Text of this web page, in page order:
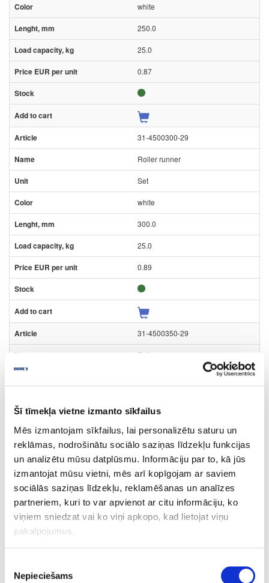
Šī tīmekļa vietne izmanto sīkfailus
Mēs izmantojam sīkfailus, lai personalizētu saturu un
reklāmas, nodrošinātu sociālo saziņas līdzekļu funkcijas
un analizētu mūsu datplūsmu. Informāciju par to, kā jūs
izmantojat mūsu vietni, mēs arī kopīgojam ar saviem
sociālās saziņas līdzekļu, reklamēšanas un analīzes
partneriem, kuri to var apvienot ar citu informāciju, ko
viņiem sniedzat vai ko viņi apkopo, kad lietojat viņu
pakalpojumus.
izvēle
Nepieciešams
white
250.0
25.0
0.87
31-4500300-29
Roller runner
Set
white
300.0
25.0
0.89
31-4500350-29
Roller runner
25.0
1.65